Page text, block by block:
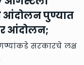
आंदोलन पुण्यात
आंदोलन;
सरकारचे लक्ष